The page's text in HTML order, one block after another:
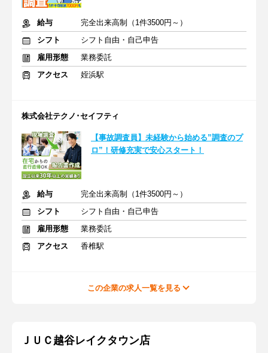
給与
完全出来高制（1件3500円～）
シフト
シフト自由・自己申告
雇用形態
業務委託
アクセス
姪浜駅
株式会社テクノ･セイフティ
【事故調査員】未経験から始める”調査のプ
ロ”！研修充実で安心スタート！
給与
完全出来高制（1件3500円～）
シフト
シフト自由・自己申告
雇用形態
業務委託
アクセス
香椎駅
この企業の求人一覧を見る
ＪＵＣ越谷レイクタウン店